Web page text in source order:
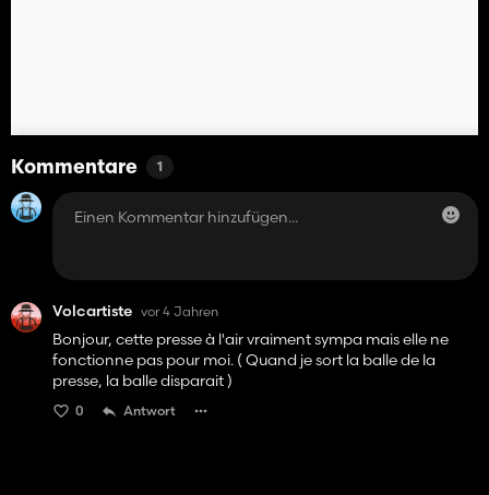
Kommentare 1
Volcartiste vor 4 Jahren
Bonjour, cette presse à l'air vraiment sympa mais elle ne
fonctionne pas pour moi. ( Quand je sort la balle de la
presse, la balle disparait )
0 Antwort